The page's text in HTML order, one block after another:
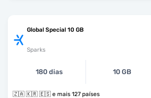
Global Special 10 GB
Sparks
180 dias 10 GB
🇿🇦 🇰🇷 🇪🇸 e mais 127 países